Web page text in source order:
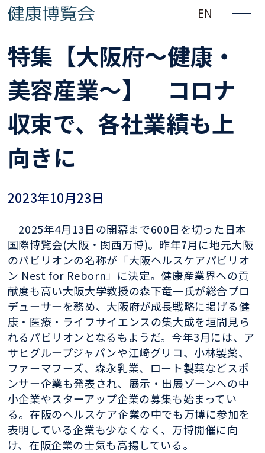
EN
特集【大阪府～健康・
美容産業～】 コロナ
収束で、各社業績も上
向きに
2023年10月23日
2025年4月13日の開幕まで600日を切った日本
国際博覧会(大阪・関西万博)。昨年7月に地元大阪
のパビリオンの名称が「大阪ヘルスケアパビリオ
ン Nest for Reborn」に決定。健康産業界への貢
献度も高い大阪大学教授の森下竜一氏が総合プロ
デューサーを務め、大阪府が成長戦略に掲げる健
康・医療・ライフサイエンスの集大成を垣間見ら
れるパビリオンとなるもようだ。今年3月には、ア
サヒグループジャパンや江崎グリコ、小林製薬、
ファーマフーズ、森永乳業、ロート製薬などスポ
ンサー企業も発表され、展示・出展ゾーンへの中
小企業やスターアップ企業の募集も始まってい
る。在阪のヘルスケア企業の中でも万博に参加を
表明している企業も少なくなく、万博開催に向
け、在阪企業の士気も高揚している。